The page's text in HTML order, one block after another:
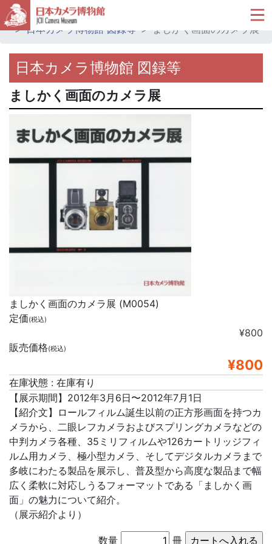
ホーム
ミュージアムショップ
日本カメラ博物館 図録等
ましかく画面のカメラ展
日本カメラ博物館 図録等
ましかく画面のカメラ展
ましかく画面のカメラ展 (M0054)
定価(税込)
¥800
販売価格(税込)
¥800
在庫状態 : 在庫有り
【展示期間】2012年3月6日〜2012年7月1日
【紹介文】ロールフィルム誕生以前の正方形画面を持つカ
メラから、二眼レフカメラおよびスプリングカメラなどの
中判カメラ各種、35ミリフィルムや126カートリッジフィ
ルム用カメラ、極小型カメラ、そしてデジタルカメラまで
多岐にわたる製品を展示し、普及型から高度な製品まで幅
広く柔軟に対応しうるフォーマットである「ましかく画
面」の魅力について紹介。
（展示紹介より）
数量 冊